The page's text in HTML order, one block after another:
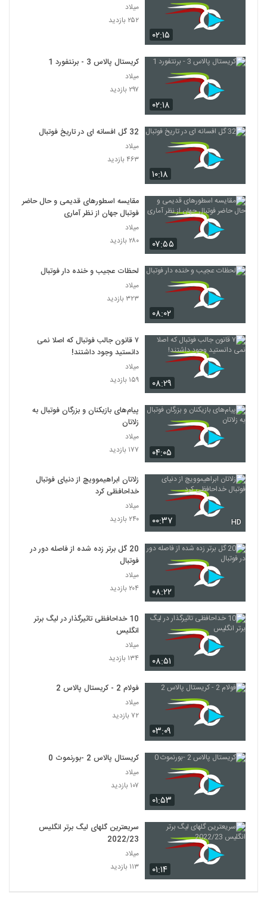
۰۲:۱۵
میلاد
۲۵۲ بازدید
۰۲:۱۸
کریستال پالاس 3 - برنتفورد 1
میلاد
۲۹۷ بازدید
۱۰:۱۸
32 گل افسانه ای در تاریخ فوتبال
میلاد
۴۶۳ بازدید
۰۷:۵۵
مقایسه اسطورهای قدیمی و حال حاضر
فوتبال جهان از نظر آماری
میلاد
۲۸۰ بازدید
۰۸:۰۲
لحظات عجیب و خنده دار فوتبال
میلاد
۳۲۳ بازدید
۰۸:۲۹
۷ قانون جالب فوتبال که اصلا نمی
دانستید وجود داشتند!
میلاد
۱۵۹ بازدید
۰۴:۰۵
پیام‌های بازیکنان و بزرگان فوتبال به
زلاتان
میلاد
۱۷۷ بازدید
۰۰:۳۷ HD
زلاتان ابراهیموویچ از دنیای فوتبال
خداحافظی کرد
میلاد
۲۴۰ بازدید
۰۸:۲۲
20 گل برتر زده شده از فاصله دور در
فوتبال
میلاد
۲۰۴ بازدید
۰۸:۵۱
10 خداحافظی تاثیرگذار در لیگ برتر
انگلیس
میلاد
۱۳۴ بازدید
۰۳:۰۹
فولام 2 - کریستال پالاس 2
میلاد
۷۲ بازدید
۰۱:۵۳
کریستال پالاس 2 -بورنموث 0
میلاد
۱۰۷ بازدید
۰۱:۱۴
سریعترین گلهای لیگ برتر انگلیس
2022/23
میلاد
۱۱۳ بازدید